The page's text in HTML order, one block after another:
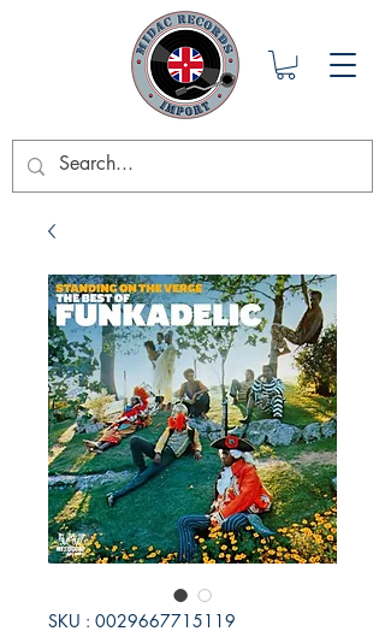
SKU : 0029667715119